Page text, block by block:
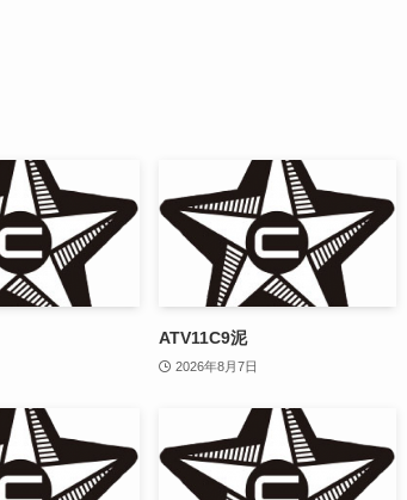
ATV11C9泥
2026年8月7日